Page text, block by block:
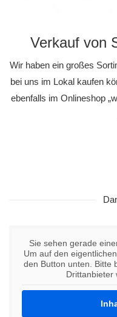
Verkauf von
Wir haben ein großes
bei uns im Lokal kaufen
ebenfalls im Onlineshop
Sie sehen gerade
Um auf den
den Button unten. Bitte
Drittanbieter